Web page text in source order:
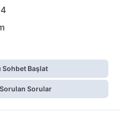
Sohbet Başlat
Sorulan Sorular